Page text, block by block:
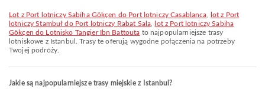
lot z Port lotniczy Sabiha Gökçen do Port lotniczy Casablanca
lot z Port
lotniczy Stambuł do Port lotniczy Rabat Sala
lot z Port lotniczy Sabiha
Gökçen do Lotnisko Tangier Ibn Battouta to najpopularniejsze trasy
lotniskowe z Istanbul. Trasy te oferują wygodne połączenia na potrzeby
Twojej podróży.
Jakie są najpopularniejsze trasy miejskie z Istanbul?